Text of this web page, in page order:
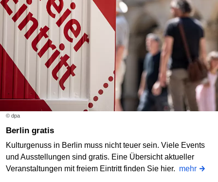
© dpa
Berlin gratis
Kulturgenuss in Berlin muss nicht teuer sein. Viele Events
und Ausstellungen sind gratis. Eine Übersicht aktueller
Veranstaltungen mit freiem Eintritt finden Sie hier. mehr